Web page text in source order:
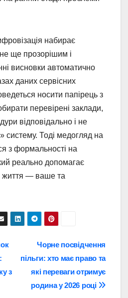
набирає
ще прозорішим і
висновки автоматично
даних сервісних
носити папірець з
перевірені заклади,
відповідально і не
систему. Тоді медогляд на
з формальності на
реально допомагає
життя — ваше та
Чорне посвідчення
пільги: хто має право та
які переваги отримує
родина у 2026 році
з